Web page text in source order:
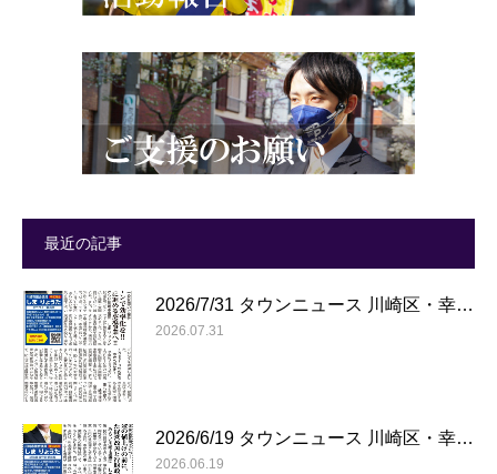
最近の記事
2026/7/31 タウンニュース 川崎区・幸…
2026.07.31
2026/6/19 タウンニュース 川崎区・幸…
2026.06.19